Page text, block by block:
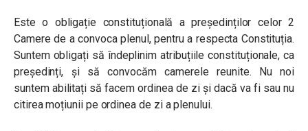
Este o obligație constituțională a președinților celor 2
Camere de a convoca plenul, pentru a respecta Constituția.
Suntem obligați să îndeplinim atribuțiile constituționale, ca
președinți, și să convocăm camerele reunite. Nu noi
suntem abilitați să facem ordinea de zi și dacă va fi sau nu
citirea moțiunii pe ordinea de zi a plenului.